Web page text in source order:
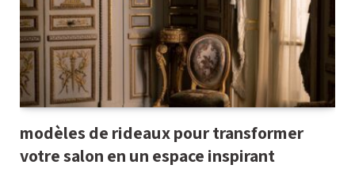
modèles de rideaux pour transformer
votre salon en un espace inspirant